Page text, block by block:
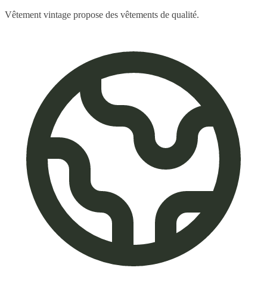
Vêtement vintage propose des vêtements de qualité.